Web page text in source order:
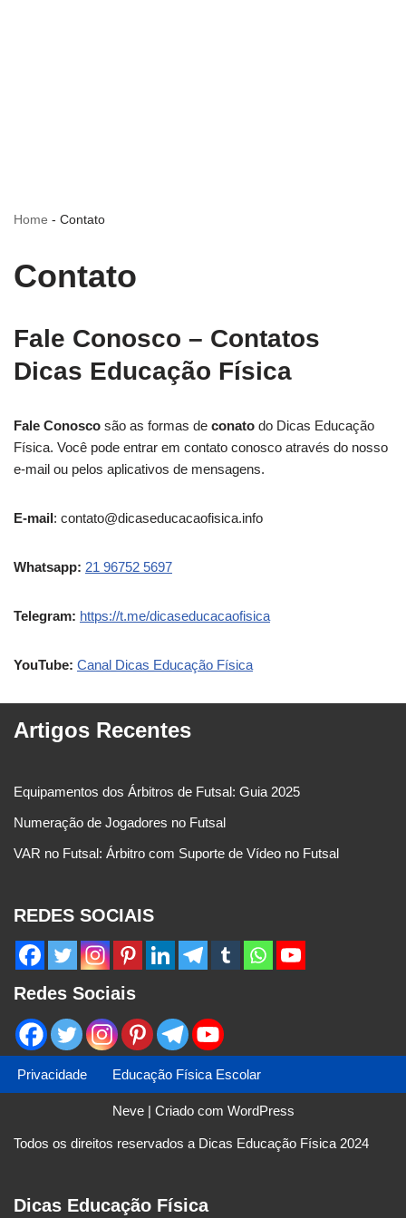
Home - Contato
Contato
Fale Conosco – Contatos
Dicas Educação Física
Fale Conosco são as formas de conato do Dicas Educação
Física. Você pode entrar em contato conosco através do nosso
e-mail ou pelos aplicativos de mensagens.
E-mail: contato@dicaseducacaofisica.info
Whatsapp: 21 96752 5697
Telegram: https://t.me/dicaseducacaofisica
YouTube: Canal Dicas Educação Física
Artigos Recentes
Equipamentos dos Árbitros de Futsal: Guia 2025
Numeração de Jogadores no Futsal
VAR no Futsal: Árbitro com Suporte de Vídeo no Futsal
REDES SOCIAIS
Redes Sociais
Privacidade Educação Física Escolar
Neve| Criado com WordPress
Todos os direitos reservados a Dicas Educação Física 2024
Dicas Educação Física